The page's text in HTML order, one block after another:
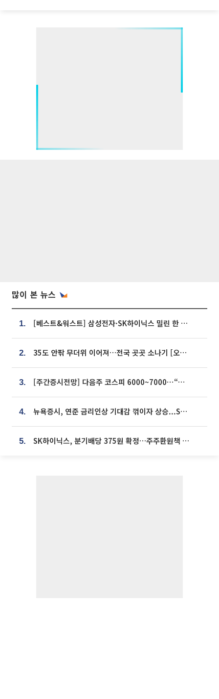
많이 본 뉴스
1. [베스트&워스트] 삼성전자·SK하이닉스 밀린 한 주…상상인증권은 85% 급등
2. 35도 안팎 무더위 이어져…전국 곳곳 소나기 [오늘 날씨]
3. [주간증시전망] 다음주 코스피 6000~7000⋯“外人 수급은 정책이 변수”
4. 뉴욕증시, 연준 금리인상 기대감 꺾이자 상승...S&P500 사상 최고치 [종합]
5. SK하이닉스, 분기배당 375원 확정…주주환원책 9월로 앞당겨 발표